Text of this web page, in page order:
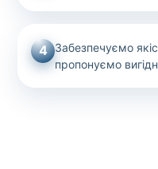
4 Забезпечуємо
пропонуємо